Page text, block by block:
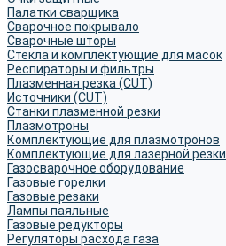
Палатки сварщика
Сварочное покрывало
Сварочные шторы
Стекла и комплектующие для масок
Респираторы и фильтры
Плазменная резка (CUT)
Источники (CUT)
Станки плазменной резки
Плазмотроны
Комплектующие для плазмотронов
Комплектующие для лазерной резки
Газосварочное оборудование
Газовые горелки
Газовые резаки
Лампы паяльные
Газовые редукторы
Регуляторы расхода газа